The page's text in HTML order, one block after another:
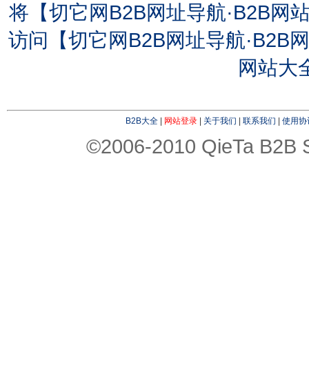
将【切它网B2B网址导航·B2B网
访问【切它网B2B网址导航·B2B
网站大
B2B大全| 网站登录| 关于我们 联系我们 使用协
©2006-2010 QieTa B2B